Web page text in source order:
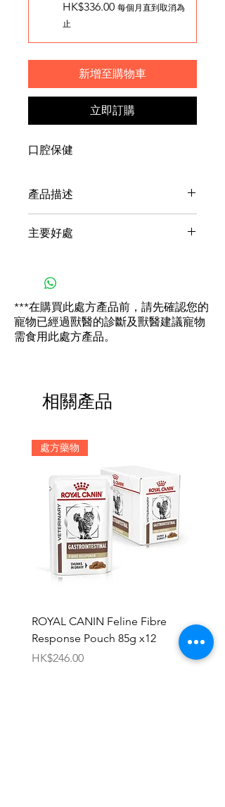
HK$336.00 每個月直到取消為
止
新增至購物車
立即訂購
口腔保健
產品描述
研發臨床營養配方，以幫助維護您
主要好處
量，以促進全身健康
色及牙結石的蓄積
減少口氣不佳的問題
添加抗氧化劑含量來控制細胞
（VOHC）標章認證，有助於
減少牙菌斑及牙結石的堆積
***在購買此處方產品前，請先確認您的
寵物已經過獸醫的診斷及獸醫建議寵物
需食用此處方產品。
相關產品
處方藥物
ROYAL CANIN Feline Fibre
Response Pouch 85g x12
價格
HK$246.00
Stew
價格